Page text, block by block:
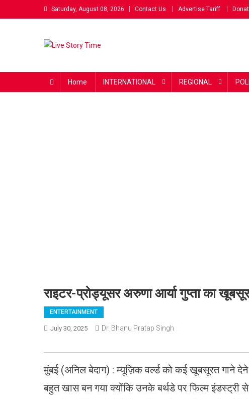
to
Saturday, August 08, 2026 Contact Us Advertise Tariff
Home INTERNATIONAL REGIONAL
राइटर-प्रोड्यूसर अरुणा आर्या गुप्ता का
ENTERTAINMENT
July 30, 2025 Dr. Bhanu Pratap Singh
मुंबई (अनिल बेदाग) : म्यूज़िक वर्ल्ड को कई खूबसूरत गाने
बहुत खास बन गया क्योंकि उनके बर्थडे पर फिल्म इंडस्ट्री